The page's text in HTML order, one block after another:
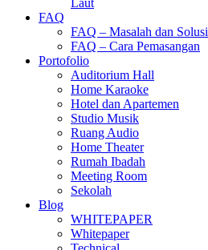
Laut
FAQ
FAQ – Masalah dan Solusi
FAQ – Cara Pemasangan
Portofolio
Auditorium Hall
Home Karaoke
Hotel dan Apartemen
Studio Musik
Ruang Audio
Home Theater
Rumah Ibadah
Meeting Room
Sekolah
Blog
WHITEPAPER
Whitepaper